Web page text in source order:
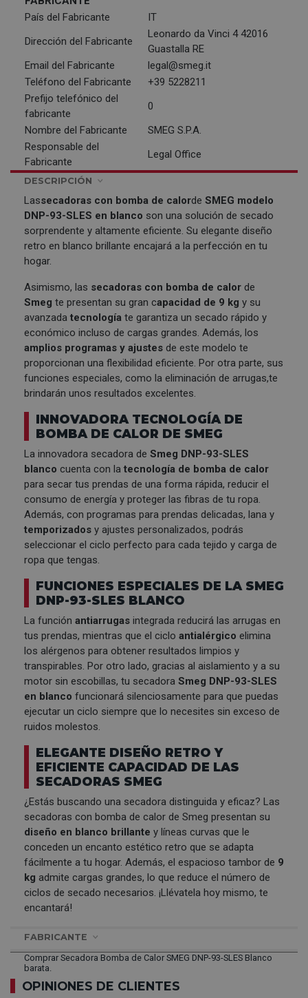
País del Fabricante
IT
Dirección del Fabricante
Leonardo da Vinci 4 42016
Guastalla RE
Email del Fabricante
legal@smeg.it
Teléfono del Fabricante
+39 5228211
Prefijo telefónico del
fabricante
0
Nombre del Fabricante
SMEG S.P.A.
Responsable del
Fabricante
Legal Office
DESCRIPCIÓN
Lassecadoras con bomba de calorde SMEG modelo
DNP-93-SLES en blanco son una solución de secado
sorprendente y altamente eficiente. Su elegante diseño
retro en blanco brillante encajará a la perfección en tu
hogar.
Asimismo, las secadoras con bomba de calor de
Smeg te presentan su gran capacidad de 9 kg y su
avanzada tecnología te garantiza un secado rápido y
económico incluso de cargas grandes. Además, los
amplios programas y ajustes de este modelo te
proporcionan una flexibilidad eficiente. Por otra parte, sus
funciones especiales, como la eliminación de arrugas,te
brindarán unos resultados excelentes.
INNOVADORA TECNOLOGÍA DE
BOMBA DE CALOR DE SMEG
La innovadora secadora de Smeg DNP-93-SLES
blanco cuenta con la tecnología de bomba de calor
para secar tus prendas de una forma rápida, reducir el
consumo de energía y proteger las fibras de tu ropa.
Además, con programas para prendas delicadas, lana y
temporizados y ajustes personalizados, podrás
seleccionar el ciclo perfecto para cada tejido y carga de
ropa que tengas.
FUNCIONES ESPECIALES DE LA SMEG
DNP-93-SLES BLANCO
La función antiarrugas integrada reducirá las arrugas en
tus prendas, mientras que el ciclo antialérgico elimina
los alérgenos para obtener resultados limpios y
transpirables. Por otro lado, gracias al aislamiento y a su
motor sin escobillas, tu secadora Smeg DNP-93-SLES
en blanco funcionará silenciosamente para que puedas
ejecutar un ciclo siempre que lo necesites sin exceso de
ruidos molestos.
ELEGANTE DISEÑO RETRO Y
EFICIENTE CAPACIDAD DE LAS
SECADORAS SMEG
¿Estás buscando una secadora distinguida y eficaz? Las
secadoras con bomba de calor de Smeg presentan su
diseño en blanco brillante y líneas curvas que le
conceden un encanto estético retro que se adapta
fácilmente a tu hogar. Además, el espacioso tambor de 9
kg admite cargas grandes, lo que reduce el número de
ciclos de secado necesarios. ¡Llévatela hoy mismo, te
encantará!
FABRICANTE
Comprar Secadora Bomba de Calor SMEG DNP-93-SLES Blanco
barata.
OPINIONES DE CLIENTES